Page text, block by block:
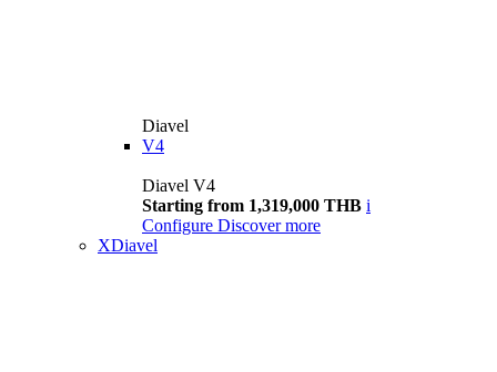
Diavel
V4
Diavel V4
Starting from 1,319,000 THB i
Configure Discover more
XDiavel